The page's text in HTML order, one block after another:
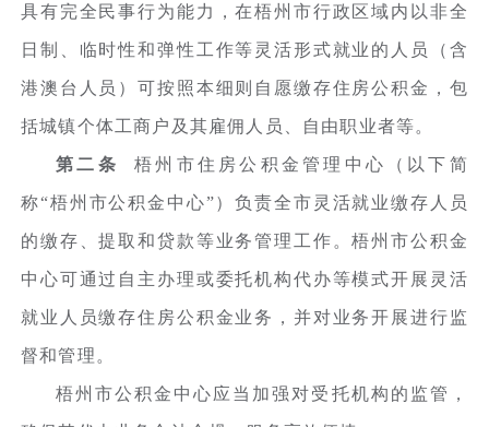
具有完全民事行为能力，在梧州市行政区域内以非全
日制、临时性和弹性工作等灵活形式就业的人员（含
港澳台人员）可按照本细则自愿缴存住房公积金，包
括城镇个体工商户及其雇佣人员、自由职业者等。
第二条梧州市住房公积金管理中心（以下简
称“梧州市公积金中心”）负责全市灵活就业缴存人员
的缴存、提取和贷款等业务管理工作。梧州市公积金
中心可通过自主办理或委托机构代办等模式开展灵活
就业人员缴存住房公积金业务，并对业务开展进行监
督和管理。
梧州市公积金中心应当加强对受托机构的监管，